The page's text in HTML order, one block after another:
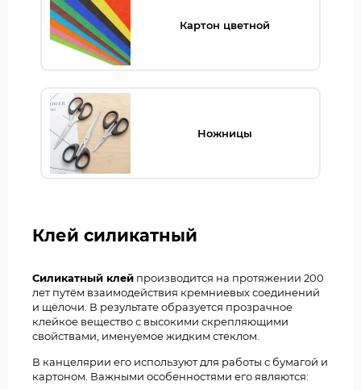
Клей силикатный
Силикатный клей производится на протяжении 200
лет путём взаимодействия кремниевых соединений
и щёлочи. В результате образуется прозрачное
клейкое вещество с высокими скрепляющими
свойствами, именуемое жидким стеклом.
В канцелярии его используют для работы с бумагой и
картоном. Важными особенностями его являются:
Картон цветной
Ножницы